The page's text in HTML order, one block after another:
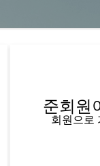
준회원
회원으